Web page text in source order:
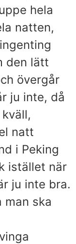
hela
natten,
den lätt
övergår
ju inte, då
natt
i Peking
istället när
ju inte bra.
man ska